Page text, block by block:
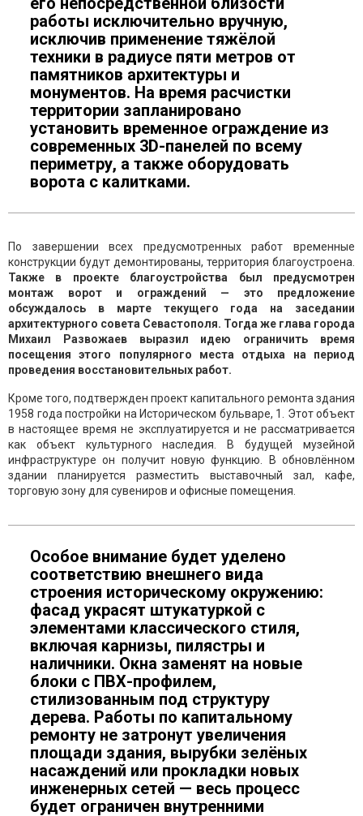
работы исключительно вручную,
исключив применение тяжёлой
техники в радиусе пяти метров от
памятников архитектуры и
монументов. На время расчистки
территории запланировано
установить временное ограждение из
современных 3D-панелей по всему
периметру, а также оборудовать
ворота с калитками.
По завершении всех предусмотренных работ временные
конструкции будут демонтированы, территория благоустроена.
Также в проекте благоустройства был предусмотрен
монтаж ворот и ограждений — это предложение
обсуждалось в марте текущего года на заседании
архитектурного совета Севастополя. Тогда же глава города
Михаил Развожаев выразил идею ограничить время
посещения этого популярного места отдыха на период
проведения восстановительных работ.
Кроме того, подтвержден проект капитального ремонта здания
1958 года постройки на Историческом бульваре, 1. Этот объект
в настоящее время не эксплуатируется и не рассматривается
как объект культурного наследия. В будущей музейной
инфраструктуре он получит новую функцию. В обновлённом
здании планируется разместить выставочный зал, кафе,
торговую зону для сувениров и офисные помещения.
Особое внимание будет уделено
соответствию внешнего вида
строения историческому окружению:
фасад украсят штукатуркой с
элементами классического стиля,
включая карнизы, пилястры и
наличники. Окна заменят на новые
блоки с ПВХ-профилем,
стилизованным под структуру
дерева. Работы по капитальному
ремонту не затронут увеличения
площади здания, вырубки зелёных
насаждений или прокладки новых
инженерных сетей — весь процесс
будет ограничен внутренними